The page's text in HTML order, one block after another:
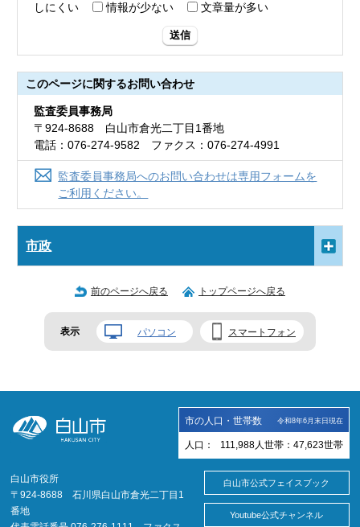
しにくい
情報が少ない 文章量が多い
送信
このページに関するお問い合わせ
監査委員事務局
〒924-8688 白山市倉光二丁目1番地
電話：076-274-9582 ファクス：076-274-4991
監査委員事務局へのお問い合わせは専用フォームを
ご利用ください。
市政
前のページへ戻る トップページへ戻る
表示 パソコン スマートフォン
市の人口・世帯数 令和8年6月末日現在
人口： 111,988 人 世帯： 47,623世帯
白山市役所
〒924-8688 石川県白山市倉光二丁目1
番地
白山市公式フェイスブック
Youtube公式チャンネル